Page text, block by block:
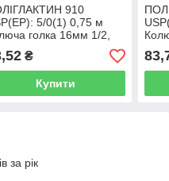
910
5/0(1) 0,75 м
голка 16мм 1/2,
₴
Купити
за рік